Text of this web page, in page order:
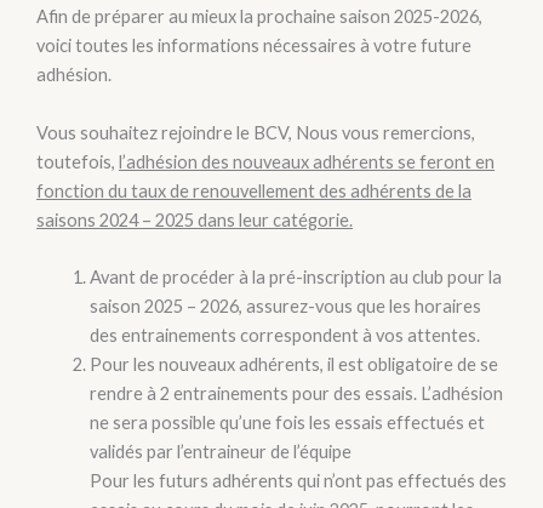
Afin de préparer au mieux la prochaine saison 2025-2026,
voici toutes les informations nécessaires à votre future
adhésion.
Vous souhaitez rejoindre le BCV, Nous vous remercions,
toutefois, l’adhésion des nouveaux adhérents se feront en
fonction du taux de renouvellement des adhérents de la
saisons 2024 – 2025 dans leur catégorie.
Avant de procéder à la pré-inscription au club pour la
saison 2025 – 2026, assurez-vous que les horaires
des entrainements correspondent à vos attentes.
Pour les nouveaux adhérents, il est obligatoire de se
rendre à 2 entrainements pour des essais. L’adhésion
ne sera possible qu’une fois les essais effectués et
validés par l’entraineur de l’équipe
Pour les futurs adhérents qui n’ont pas effectués des